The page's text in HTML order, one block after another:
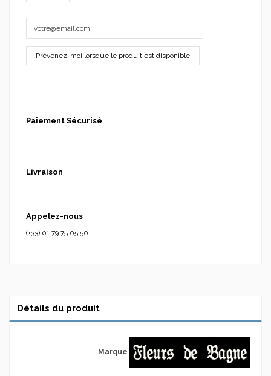
Paiement Sécurisé
Livraison
Appelez-nous
(+33) 01.79.75.05.50
Détails du produit
Marque